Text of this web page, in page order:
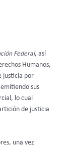
Federal, así
Humanos,
justicia por
sus
lo cual
de justicia
una vez